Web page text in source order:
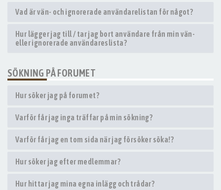
Vad är vän- och ignorerade användarelistan för något?
Hur lägger jag till / tar jag bort användare från min vän-
eller ignorerade användareslista?
SÖKNING PÅ FORUMET
Hur söker jag på forumet?
Varför får jag inga träffar på min sökning?
Varför får jag en tom sida när jag försöker söka!?
Hur söker jag efter medlemmar?
Hur hittar jag mina egna inlägg och trådar?